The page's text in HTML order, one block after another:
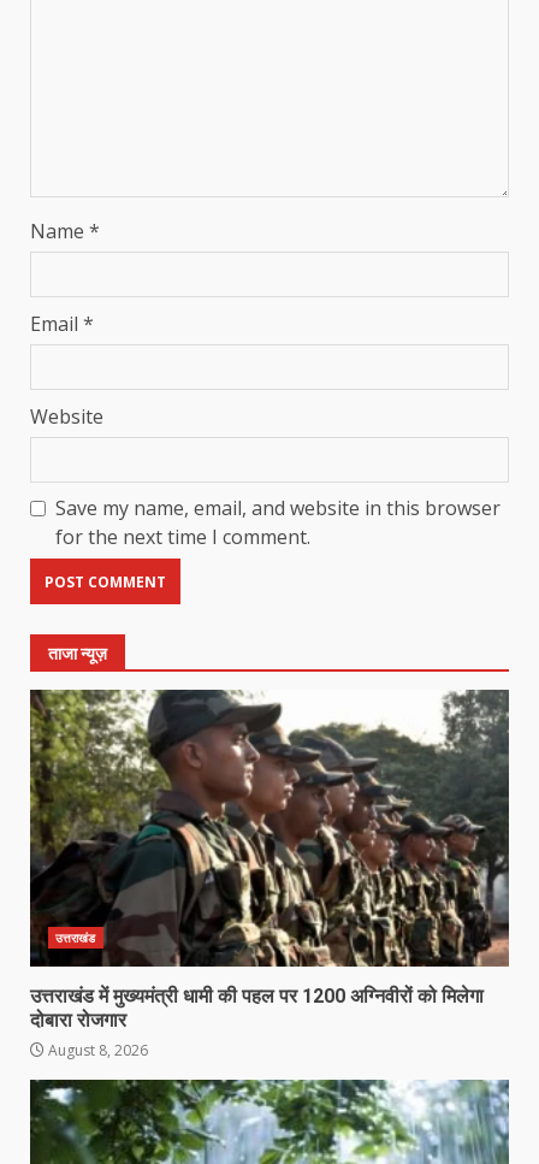
Name *
Email *
Website
Save my name, email, and website in this browser
for the next time I comment.
ताजा न्यूज़
उत्तराखंड
उत्तराखंड में मुख्यमंत्री धामी की पहल पर 1200 अग्निवीरों को मिलेगा
दोबारा रोजगार
August 8, 2026